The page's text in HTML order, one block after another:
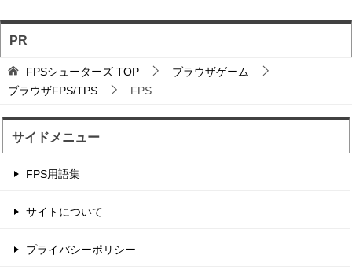
バトロワFPS対戦ゲ...
輸送機からパラシュート落下から始まるバトロワ
FPS。
サンタが銃撃戦するチ...
PR
FPSシューターズ TOP
ブラウザゲーム
ブラウザFPS/TPS
FPS
サイドメニュー
FPS用語集
サイトについて
プライバシーポリシー